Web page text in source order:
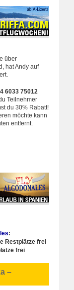
über
hat Andy auf
6033 75012
Teilnehmer
du 30% Rabatt!
möchte kann
entfernt.
:
Restplätze frei
frei
–